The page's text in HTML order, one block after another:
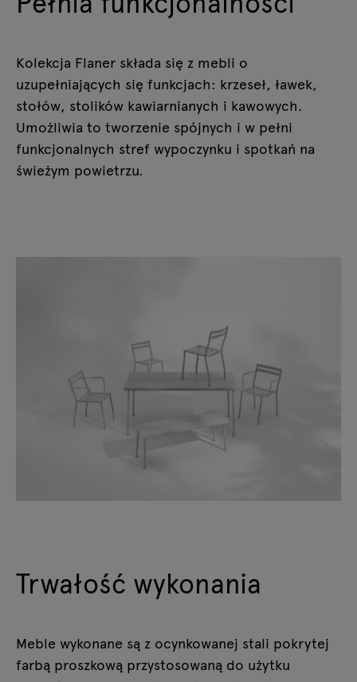
Kolekcja Flaner składa się z mebli o
uzupełniających się funkcjach: krzeseł, ławek,
stołów, stolików kawiarnianych i kawowych.
Umożliwia to tworzenie spójnych i w pełni
funkcjonalnych stref wypoczynku i spotkań na
świeżym powietrzu.
Trwałość wykonania
Meble wykonane są z ocynkowanej stali pokrytej
farbą proszkową przystosowaną do użytku